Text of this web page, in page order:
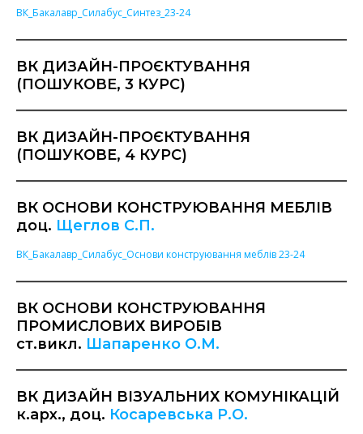
ВК_Бакалавр_Силабус_Синтез_23-24
ВК ДИЗАЙН-ПРОЄКТУВАННЯ
(ПОШУКОВЕ, 3 КУРС)
ВК ДИЗАЙН-ПРОЄКТУВАННЯ
(ПОШУКОВЕ, 4 КУРС)
ВК ОСНОВИ КОНСТРУЮВАННЯ МЕБЛІВ
доц. Щеглов С.П.
ВК_Бакалавр_Силабус_Основи конструювання меблів 23-24
ВК ОСНОВИ КОНСТРУЮВАННЯ
ПРОМИСЛОВИХ ВИРОБІВ
ст.викл. Шапаренко О.М.
ВК ДИЗАЙН ВІЗУАЛЬНИХ КОМУНІКАЦІЙ
к.арх., доц. Косаревська Р.О.